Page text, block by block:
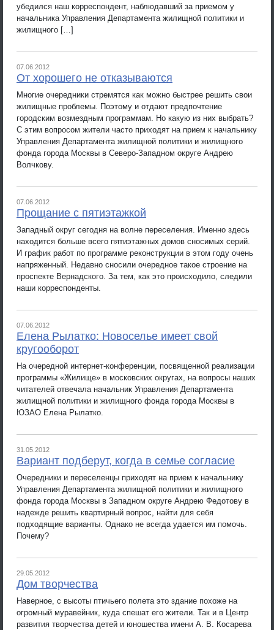
убедился наш корреспондент, наблюдавший за приемом у
начальника Управления Департамента жилищной политики и
жилищного […]
07.06.2012
От хорошего не отказываются
Многие очередники стремятся как можно быстрее решить свои
жилищные проблемы. Поэтому и отдают предпочтение
городским возмездным программам. Но какую из них выбрать?
С этим вопросом жители часто приходят на прием к начальнику
Управления Департамента жилищной политики и жилищного
фонда города Москвы в Северо-Западном округе Андрею
Волчкову.
07.06.2012
Прощание с пятиэтажкой
Западный округ сегодня на волне переселения. Именно здесь
находится больше всего пятиэтажных домов сносимых серий.
И график работ по программе реконструкции в этом году очень
напряженный. Недавно сносили очередное такое строение на
проспекте Вернадского. За тем, как это происходило, следили
наши корреспонденты.
07.06.2012
Елена Рылатко: Новоселье имеет свой
кругооборот
На очередной интернет-конференции, посвященной реализации
программы «Жилище» в московских округах, на вопросы наших
читателей отвечала начальник Управления Департамента
жилищной политики и жилищного фонда города Москвы в
ЮЗАО Елена Рылатко.
31.05.2012
Вариант подберут, когда в семье согласие
Очередники и переселенцы приходят на прием к начальнику
Управления Департамента жилищной политики и жилищного
фонда города Москвы в Западном округе Андрею Федотову в
надежде решить квартирный вопрос, найти для себя
подходящие варианты. Однако не всегда удается им помочь.
Почему?
29.05.2012
Дом творчества
Наверное, с высоты птичьего полета это здание похоже на
огромный муравейник, куда спешат его жители. Так и в Центр
развития творчества детей и юношества имени А. В. Косарева